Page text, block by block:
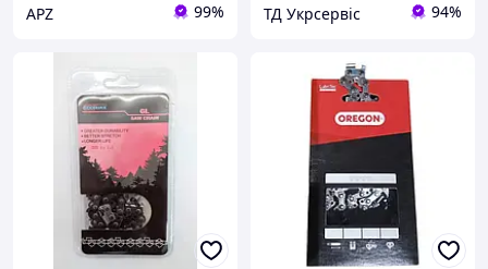
APZ 99% ТД Укрсервіс 94%